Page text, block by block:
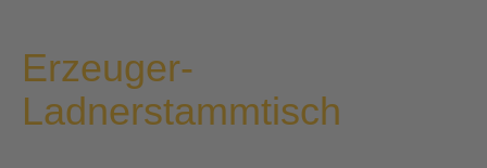
Erzeuger-
Ladnerstammtisch